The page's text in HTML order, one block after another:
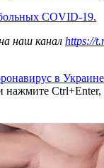
COVID-19.
наш канал https://
в Украине